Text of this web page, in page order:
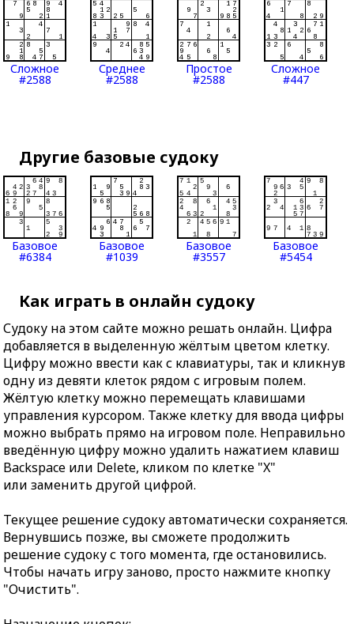
Сложное
#2588
Среднее
#2588
Простое
#2588
Сложное
#447
Другие базовые судоку
Базовое
#6384
Базовое
#1039
Базовое
#3557
Базовое
#5454
Как играть в онлайн судоку
Судоку на этом сайте можно решать онлайн. Цифра
добавляется в выделенную жёлтым цветом клетку.
Цифру можно ввести как с клавиатуры, так и кликнув
одну из девяти клеток рядом с игровым полем.
Жёлтую клетку можно перемещать клавишами
управления курсором. Также клетку для ввода цифры
можно выбрать прямо на игровом поле. Неправильно
введённую цифру можно удалить нажатием клавиш
Backspace или Delete, кликом по клетке "X"
или заменить другой цифрой.
Текущее решение судоку автоматически сохраняется.
Вернувшись позже, вы сможете продолжить
решение судоку с того момента, где остановились.
Чтобы начать игру заново, просто нажмите кнопку
"Очистить".